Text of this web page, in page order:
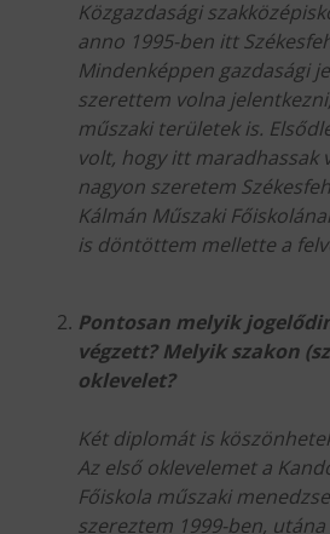
Közgazdasági
anno 1995-ben itt
Mindenképpen gazdasági
szerettem volna
műszaki területek is.
volt, hogy itt maradhassak
nagyon szeretem
Kálmán Műszaki
is döntöttem mellette a
Pontosan melyik
végzett? Melyik szakon
oklevelet?
Két diplomát is
Az első oklevelemet a
Főiskola műszaki
szereztem 1999-ben, utána